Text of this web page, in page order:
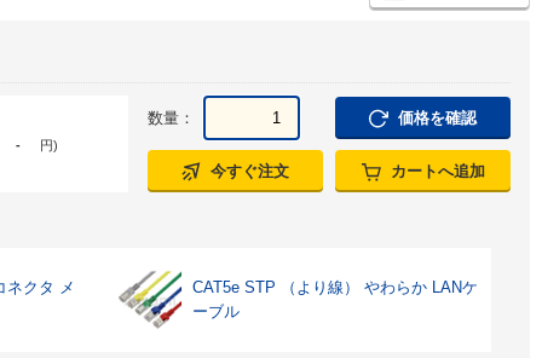
- 円)
数量： 価格を確認
今すぐ注文 カートへ追加
ネクタ メ
CAT5e STP （より線） やわらか LANケ
ーブル